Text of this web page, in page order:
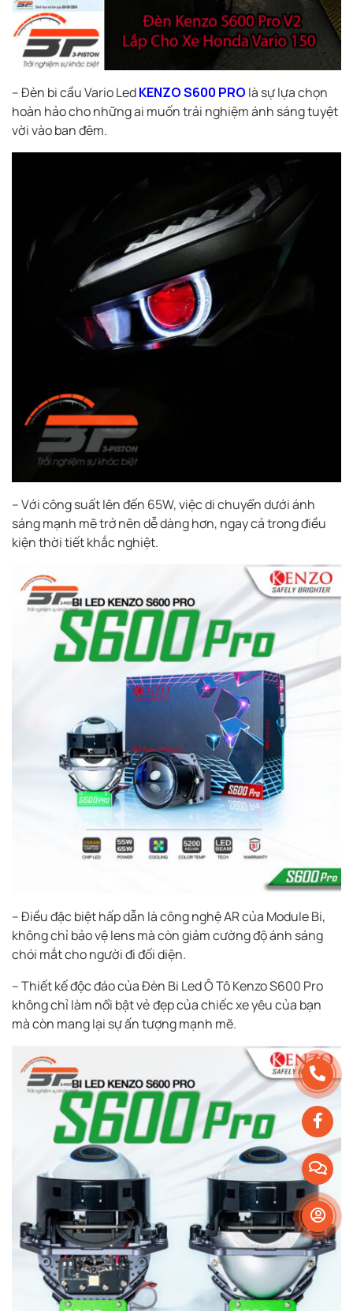
– Đèn bi cầu Vario LedKENZO S600 PRO là sự lựa chọn
hoàn hảo cho những ai muốn trải nghiệm ánh sáng tuyệt
vời vào ban đêm.
– Với công suất lên đến 65W, việc di chuyển dưới ánh
sáng mạnh mẽ trở nên dễ dàng hơn, ngay cả trong điều
kiện thời tiết khắc nghiệt.
– Điều đặc biệt hấp dẫn là công nghệ AR của Module Bi,
không chỉ bảo vệ lens mà còn giảm cường độ ánh sáng
chói mắt cho người đi đối diện.
– Thiết kế độc đáo của Đèn Bi Led Ô Tô Kenzo S600 Pro
không chỉ làm nổi bật vẻ đẹp của chiếc xe yêu của bạn
mà còn mang lại sự ấn tượng mạnh mẽ.